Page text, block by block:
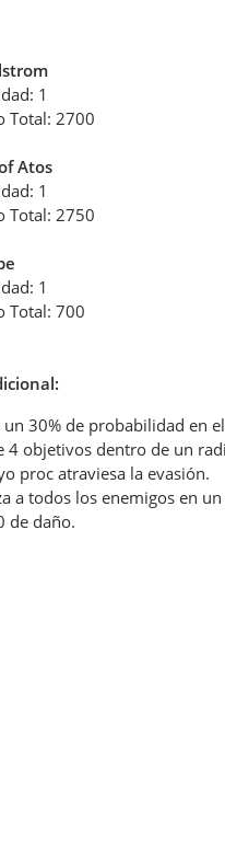
1
Total: 2700
Atos
1
Total: 2750
1
Total: 700
30% de probabilidad en
4 objetivos dentro de un
proc atraviesa la evasión.
a todos los enemigos en
de daño.